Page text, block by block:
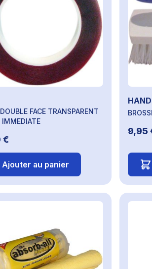
FACE TRANSPARENT
IMMEDIATE
€
Ajouter au panier
9,95